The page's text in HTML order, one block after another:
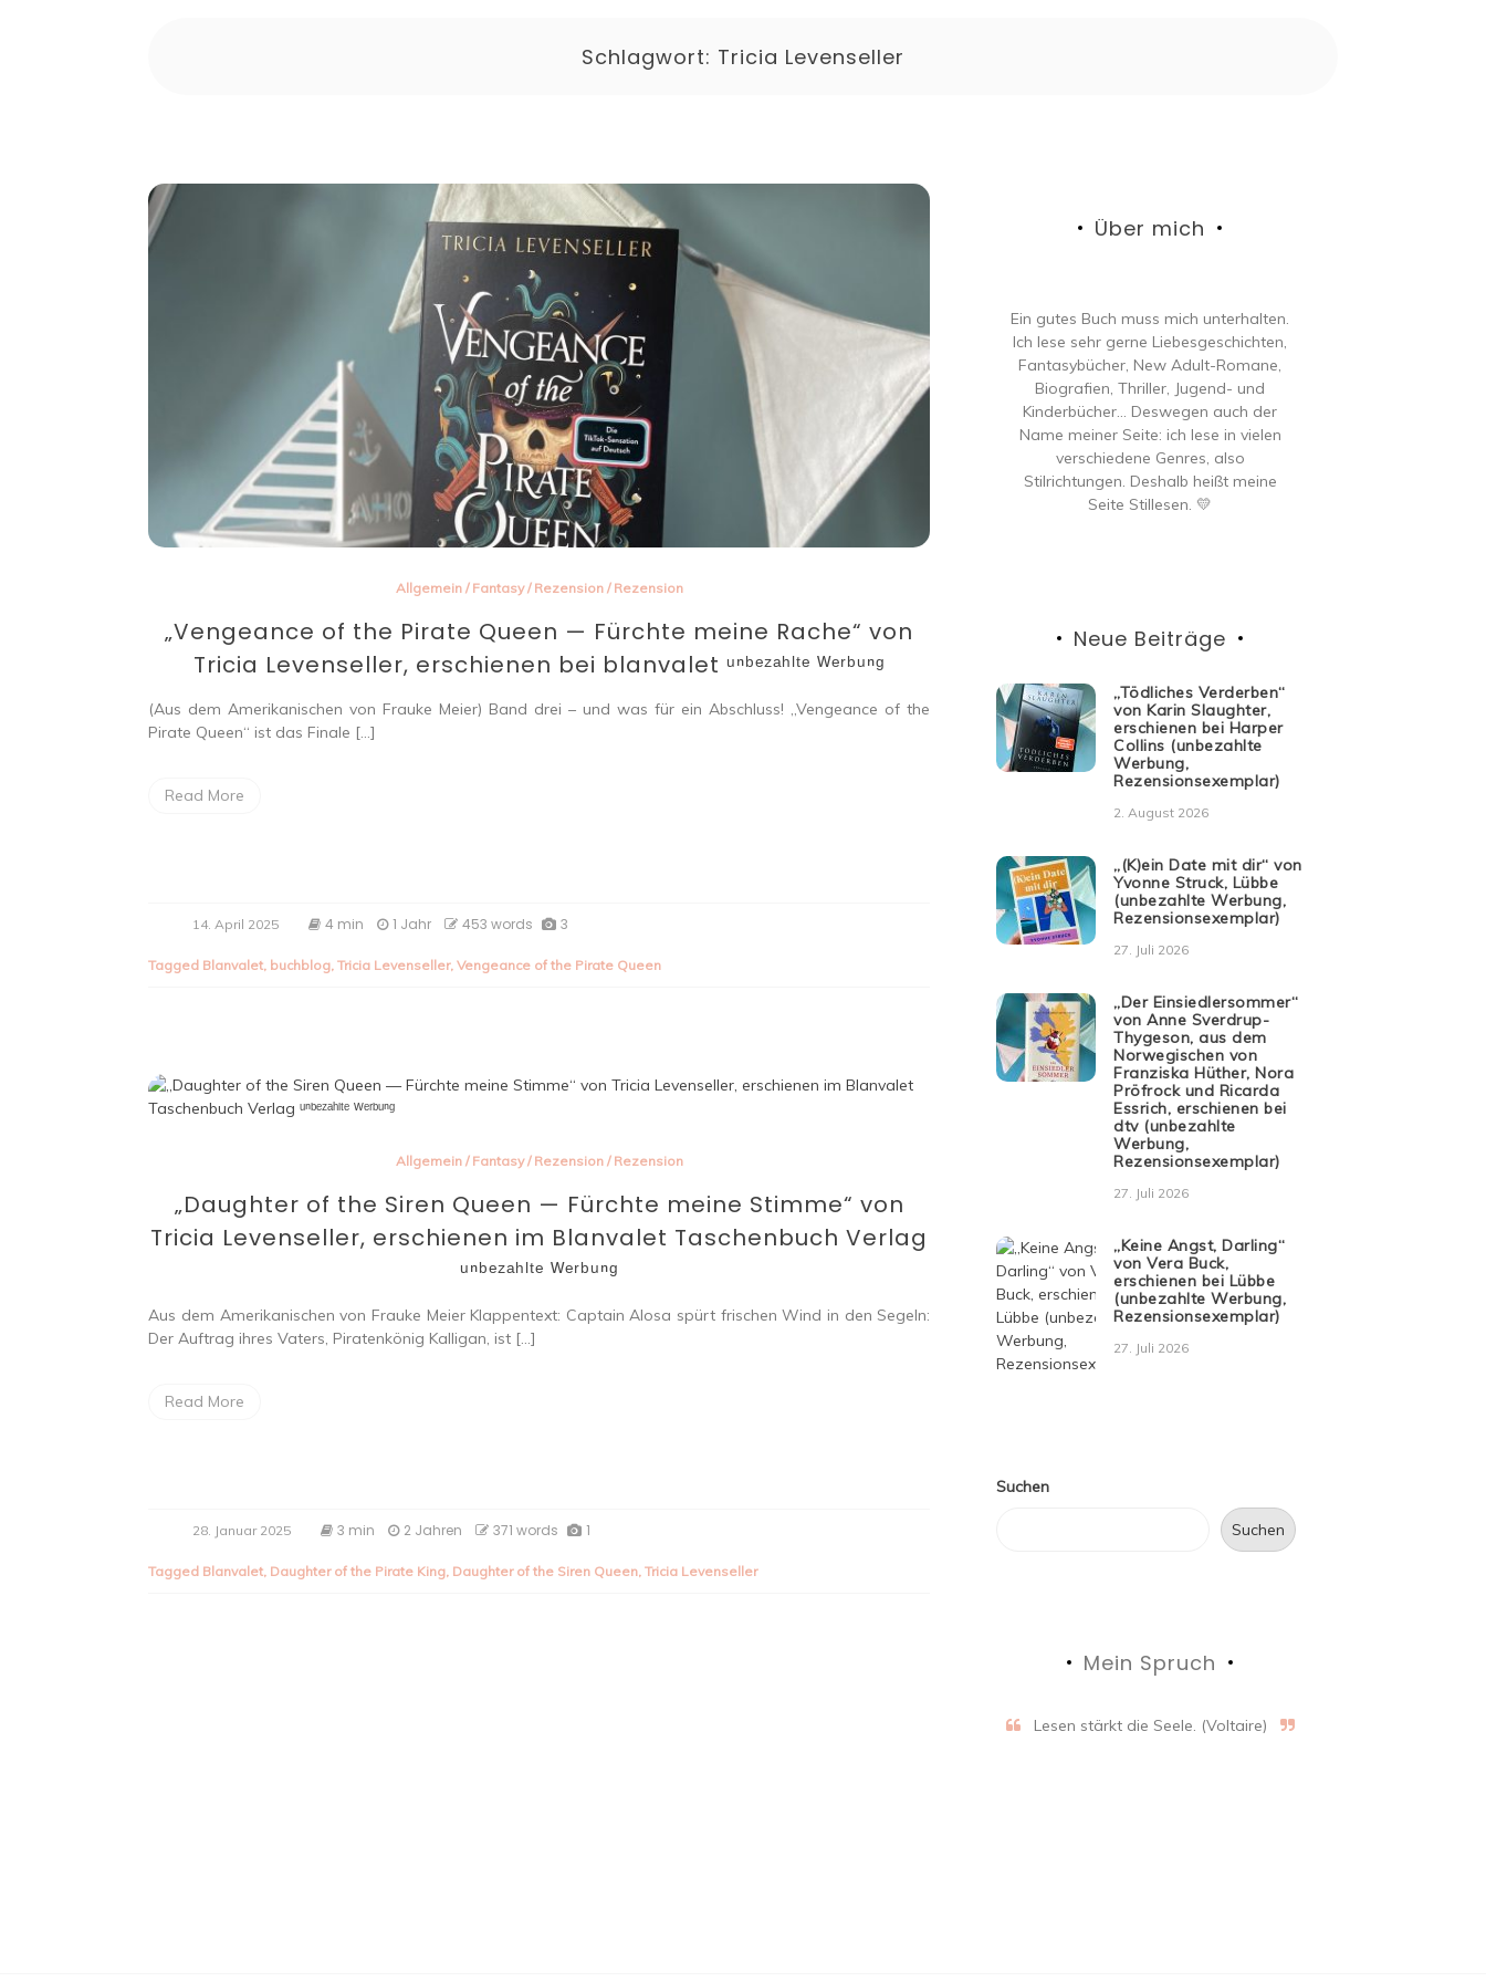
Schlagwort: Tricia Levenseller
Allgemein/ Fantasy/ Rezension/ Rezension
„Vengeance of the Pirate Queen — Fürchte meine Rache“ von
Tricia Levenseller, erschienen bei blanvalet ᵘⁿᵇᵉᶻᵃʰˡᵗᵉ ᵂᵉʳᵇᵘⁿᵍ
(Aus dem Amerikanischen von Frauke Meier) Band drei – und was für ein Abschluss! „Vengeance of the
Pirate Queen“ ist das Finale […]
Read More
14. April 2025 4 min 1 Jahr 453 words 3
Tagged Blanvalet, buchblog,Tricia Levenseller,Vengeance of the Pirate Queen
Allgemein/ Fantasy/ Rezension/ Rezension
„Daughter of the Siren Queen — Fürchte meine Stimme“ von
Tricia Levenseller, erschienen im Blanvalet Taschenbuch Verlag
ᵘⁿᵇᵉᶻᵃʰˡᵗᵉ ᵂᵉʳᵇᵘⁿᵍ
Aus dem Amerikanischen von Frauke Meier Klappentext: Captain Alosa spürt frischen Wind in den Segeln:
Der Auftrag ihres Vaters, Piratenkönig Kalligan, ist […]
Read More
28. Januar 2025 3 min 2 Jahren 371 words 1
Tagged Blanvalet, Daughter of the Pirate King, Daughter of the Siren Queen,Tricia Levenseller
Über mich
Ein gutes Buch muss mich unterhalten.
Ich lese sehr gerne Liebesgeschichten,
Fantasybücher, New Adult-Romane,
Biografien, Thriller, Jugend- und
Kinderbücher… Deswegen auch der
Name meiner Seite: ich lese in vielen
verschiedene Genres, also
Stilrichtungen. Deshalb heißt meine
Seite Stillesen. 💛
Neue Beiträge
„Tödliches Verderben“
von Karin Slaughter,
erschienen bei Harper
Collins (unbezahlte
Werbung,
Rezensionsexemplar)
2. August 2026
„(K)ein Date mit dir“ von
Yvonne Struck, Lübbe
(unbezahlte Werbung,
Rezensionsexemplar)
27. Juli 2026
„Der Einsiedlersommer“
von Anne Sverdrup-
Thygeson, aus dem
Norwegischen von
Franziska Hüther, Nora
Pröfrock und Ricarda
Essrich, erschienen bei
dtv (unbezahlte
Werbung,
Rezensionsexemplar)
27. Juli 2026
„Keine Angst, Darling“
von Vera Buck,
erschienen bei Lübbe
(unbezahlte Werbung,
Rezensionsexemplar)
27. Juli 2026
Suchen
Suchen
Mein Spruch
Lesen stärkt die Seele. (Voltaire)